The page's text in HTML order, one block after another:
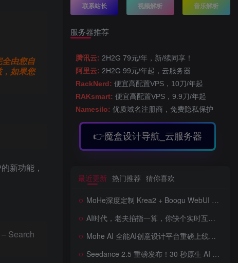
由您自
如果您
新功能，
Search
联系站长 视频解析 音乐解析
服务器推荐
腾讯云: 2H2G 79元/年，新/续同享！
阿里云: 2H2G 99元/年起，云服务器
RackNerd: 便宜高配置VPS，10刀/年起
RAKsmart: 便宜高配置VPS，9.9刀/年起
Namesilo: 优质域名注册商，免费隐私保护
👉魔盒设计导航_云服务器
最近更新 热门推荐 猜你喜欢
MoHe深度定制 Krea2 + Boogu WebUI v2.0 重磅发布！专为 AI 室内设计师打造，一键切换定制工作流，彻底告别 ComfyUI 复杂节点，一键生图！
AI时代，老夫掐指一算，你缺个实时互动的 AI 赛博女友！无需 API、完全免费、实时语音互动，零延迟打造专属 AI 数字女友，附本地部署教程！
Mohe AI 全能AI创意设计平台重磅上线！一站式AI提示词词库·对话·绘画·画廊·推流AI创意神器与AIGC展示平台系统全面升级！
Seedance 2.5 重磅发布！30 秒原生 AI 视频、50 个多模态参考、原位编辑全上线，告别抽卡盲盒，AI 视频正式进入导演时代！